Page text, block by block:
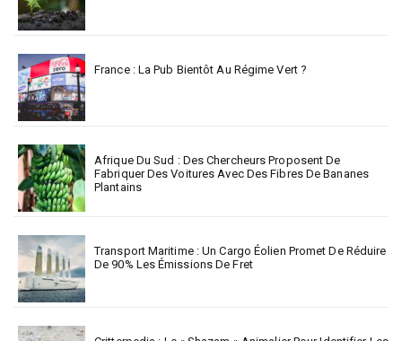
France : La Pub Bientôt Au Régime Vert ?
Afrique Du Sud : Des Chercheurs Proposent De
Fabriquer Des Voitures Avec Des Fibres De Bananes
Plantains
Transport Maritime : Un Cargo Éolien Promet De Réduire
De 90% Les Émissions De Fret